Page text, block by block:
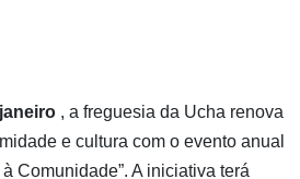
, a freguesia da Ucha renova
e cultura com o evento anual
Comunidade”. A iniciativa terá